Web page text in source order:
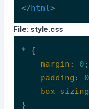
</html>
Code language:
File: style.css
* {
margin : 0 ;
padding : 0
box-sizing
}